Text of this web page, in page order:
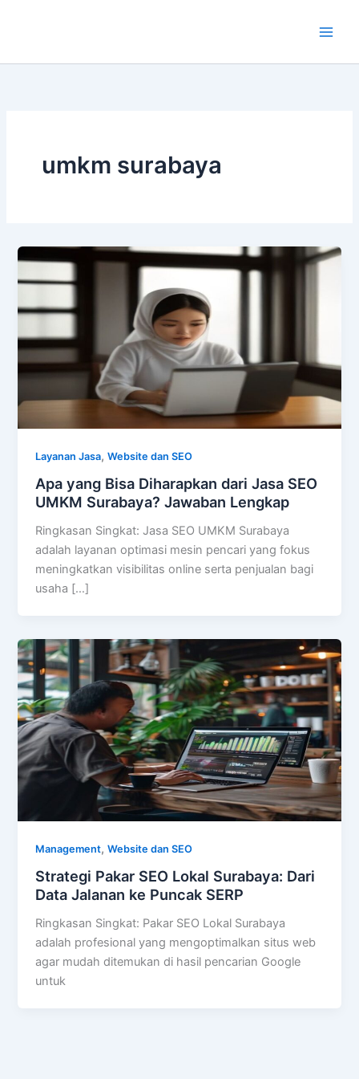
umkm surabaya
Layanan Jasa,Website dan SEO
Apa yang Bisa Diharapkan dari Jasa SEO
UMKM Surabaya? Jawaban Lengkap
Ringkasan Singkat: Jasa SEO UMKM Surabaya
adalah layanan optimasi mesin pencari yang fokus
meningkatkan visibilitas online serta penjualan bagi
usaha […]
Management,Website dan SEO
Strategi Pakar SEO Lokal Surabaya: Dari
Data Jalanan ke Puncak SERP
Ringkasan Singkat: Pakar SEO Lokal Surabaya
adalah profesional yang mengoptimalkan situs web
agar mudah ditemukan di hasil pencarian Google
untuk